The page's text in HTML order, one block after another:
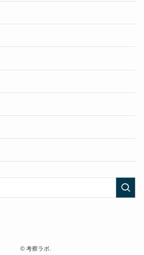
©考察ラボ.